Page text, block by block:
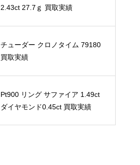
2.43ct 27.7ｇ 買取実績
チューダー クロノタイム 79180
買取実績
Pt900 リング サファイア 1.49ct
ダイヤモンド0.45ct 買取実績